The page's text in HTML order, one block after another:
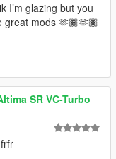
I’m glazing but you
great mods 🫶🏾🫶🏾
SR VC-Turbo